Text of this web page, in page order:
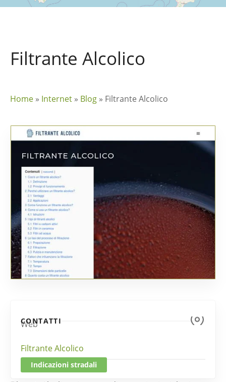
Filtrante Alcolico
Home » Internet » Blog » Filtrante Alcolico
CONTATTI
Web
Filtrante Alcolico
Indicazioni stradali